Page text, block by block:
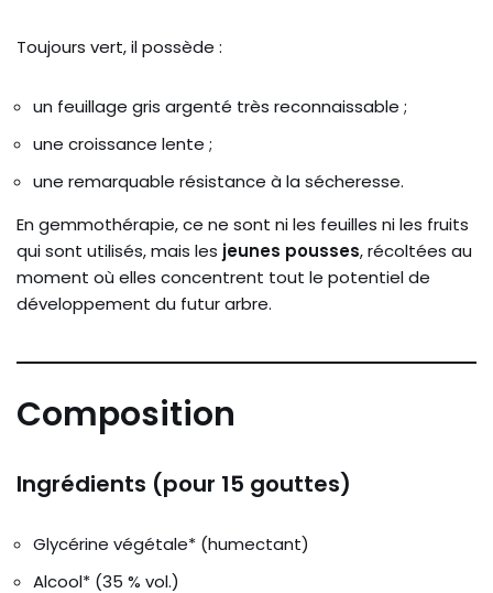
Toujours vert, il possède :
un feuillage gris argenté très reconnaissable ;
une croissance lente ;
une remarquable résistance à la sécheresse.
En gemmothérapie, ce ne sont ni les feuilles ni les fruits
qui sont utilisés, mais les jeunes pousses, récoltées au
moment où elles concentrent tout le potentiel de
développement du futur arbre.
Composition
Ingrédients (pour 15 gouttes)
Glycérine végétale* (humectant)
Alcool* (35 % vol.)